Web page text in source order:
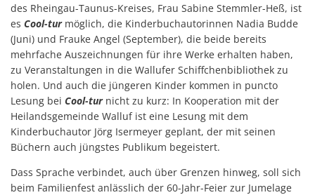
des Rheingau-Taunus-Kreises, Frau Sabine Stemmler-Heß, ist
es Cool-turmöglich, die Kinderbuchautorinnen Nadia Budde
(Juni) und Frauke Angel (September), die beide bereits
mehrfache Auszeichnungen für ihre Werke erhalten haben,
zu Veranstaltungen in die Wallufer Schiffchenbibliothek zu
holen. Und auch die jüngeren Kinder kommen in puncto
Lesung bei Cool-turnicht zu kurz: In Kooperation mit der
Heilandsgemeinde Walluf ist eine Lesung mit dem
Kinderbuchautor Jörg Isermeyer geplant, der mit seinen
Büchern auch jüngstes Publikum begeistert.
Dass Sprache verbindet, auch über Grenzen hinweg, soll sich
beim Familienfest anlässlich der 60-Jahr-Feier zur Jumelage